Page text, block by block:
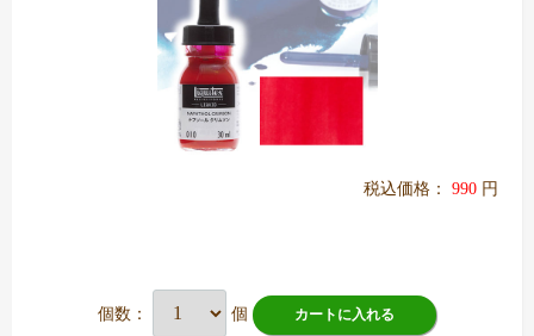
税込価格： 990 円
個数： 個 カートに入れる